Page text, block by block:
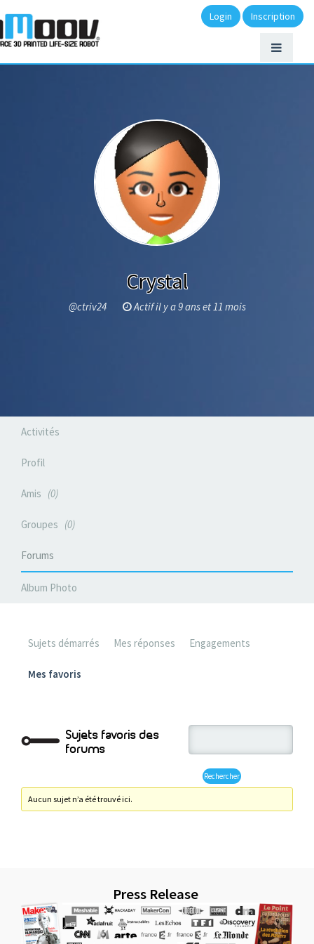
Login Inscription
Crystal
@ctriv24 Actif il y a 9 ans et 11 mois
Activités
Profil
Amis 0
Groupes 0
Forums
Album Photo
Sujets démarrés Mes réponses Engagements
Mes favoris
Sujets favoris des
forums
Aucun sujet n’a été trouvé ici.
Press Release